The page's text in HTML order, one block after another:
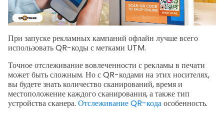
При запуске рекламных кампаний офлайн лучше всего
использовать QR-коды с метками UTM.
Точное отслеживание вовлеченности с рекламы в печати
может быть сложным. Но с QR-кодами на этих носителях,
вы будете знать количество сканирований, время и
местоположение каждого сканирования, а также тип
устройства сканера. Отслеживание QR-кодаособенность.